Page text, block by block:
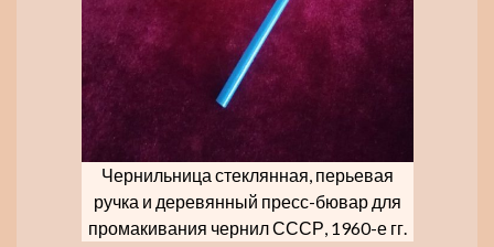
Чернильница стеклянная, перьевая
ручка и деревянный пресс-бювар для
промакивания чернил СССР, 1960-е гг.